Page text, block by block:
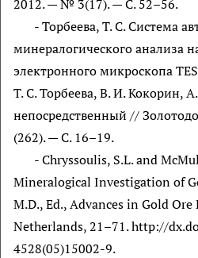
2012. — № 3(17). — С. 52–56.
- Торбеева, Т. С. Система
минералогического анализа
электронного микроскопа
Т. С. Торбеева, В. И. Кокорин,
непосредственный //
(262). — С. 16–19.
- Chryssoulis, S.L. and
Mineralogical Investigation of
M.D., Ed., Advances in Gold Ore
Netherlands, 21–71. http://
4528(05)15002-9.